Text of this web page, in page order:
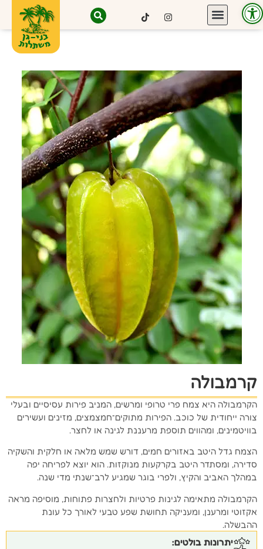
קרמבולה
הקרמבולה היא צמח פרי טרופי ומרשים, המניב פירות עסיסיים ובעלי
צורה ייחודית של כוכב. הפירות מתוקים־חמצמצים, מזינים ועשירים
בוויטמינים, ומהווים תוספת מרעננת לגינה או לחצר.
הצמח גדל היטב באזורים חמים, דורש שמש מלאה או חלקית והשקיה
סדירה, ומסתדר היטב בקרקעות מנוקזות. הוא יוצא לפריחה יפה
במהלך האביב והקיץ, ולפרי בוגר שמגיע לרב־שנתי מדי שנה.
הקרמבולה מתאימה לגינות פרטיות ולחצרות פתוחות, מוסיפה מראה
אקזוטי ומרענן, ומעניקה תחושת שפע טבעי לאורך כל עונת
ההבשלה.
יתרונות בולטים: